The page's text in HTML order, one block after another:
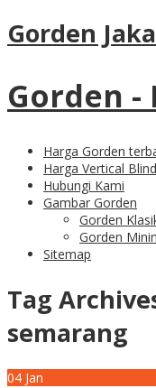
Gorden
Gorden -
Harga Gorden
Harga Vertical
Hubungi Kami
Gambar Gorden
Gorden
Gorden
Sitemap
Tag
semarang
04 Jan